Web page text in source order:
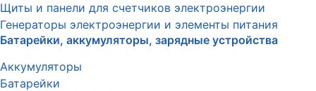
Щиты и панели для счетчиков электроэнергии
Генераторы электроэнергии и элементы питания
Батарейки, аккумуляторы, зарядные устройства
Аккумуляторы
Батарейки